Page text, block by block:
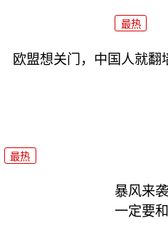
最热
欧盟想关门，中国人就翻
最热
暴风来
一定要